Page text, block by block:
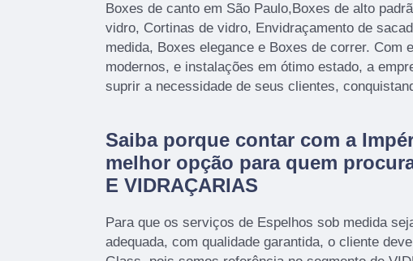
Boxes de canto em São Paulo,Boxes de alto
vidro, Cortinas de vidro, Envidraçamento de
medida, Boxes elegance e Boxes de correr. Com
modernos, e instalações em ótimo estado, a
suprir a necessidade de seus clientes,
Saiba porque contar com a
melhor opção para quem
E VIDRAÇARIAS
Para que os serviços de Espelhos sob medida
adequada, com qualidade garantida, o cliente